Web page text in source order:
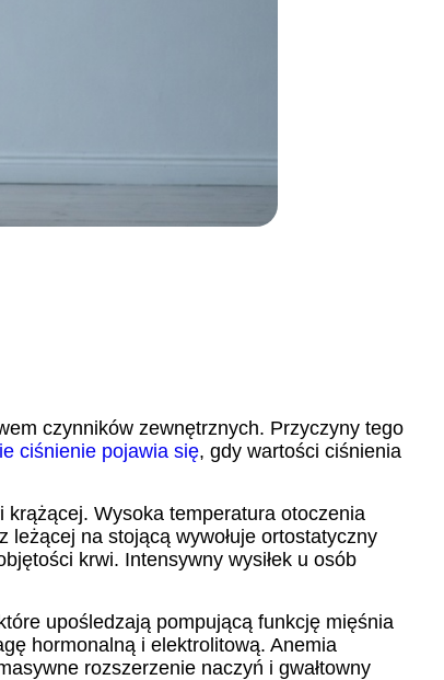
czynników zewnętrznych. Przyczyny tego
ciśnienie pojawia się, gdy wartości ciśnienia
Wysoka temperatura otoczenia
leżącej na stojącą wywołuje ortostatyczny
krwi. Intensywny wysiłek u osób
upośledzają pompującą funkcję mięśnia
hormonalną i elektrolitową. Anemia
rozszerzenie naczyń i gwałtowny